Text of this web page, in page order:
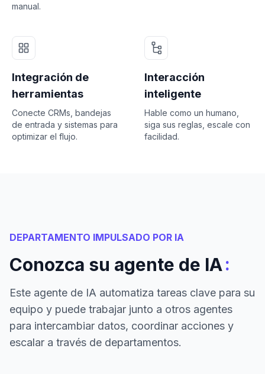
manual.
Integración de
herramientas
Conecte CRMs, bandejas
de entrada y sistemas para
optimizar el flujo.
Interacción
inteligente
Hable como un humano,
siga sus reglas, escale con
facilidad.
DEPARTAMENTO IMPULSADO POR IA
Conozca su agente de IA:
Este agente de IA automatiza tareas clave para su
equipo y puede trabajar junto a otros agentes
para intercambiar datos, coordinar acciones y
escalar a través de departamentos.